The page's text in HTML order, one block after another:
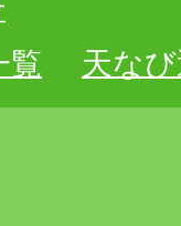
覧
天な